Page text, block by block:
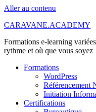
Aller au contenu
CARAVANE.ACADEMY
Formations e-learning
rythme et où que vous soyez
Formations
WordPress
Référencement
Initiation
Certifications